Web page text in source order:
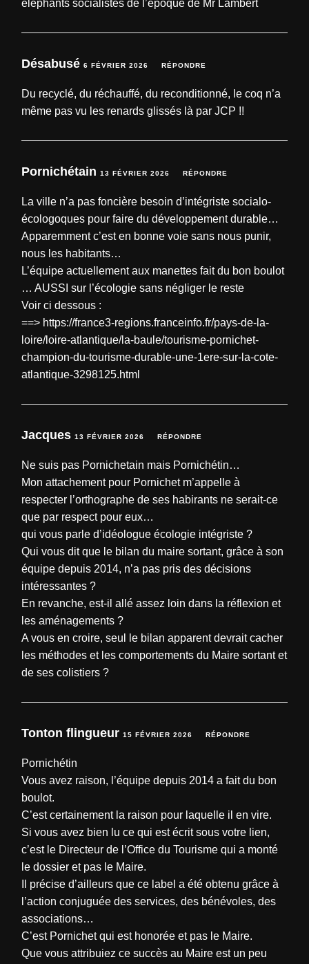
éléphants socialistes de l’époque de Mr Lambert
Désabusé6 FÉVRIER 2026 RÉPONDRE
Du recyclé, du réchauffé, du reconditionné, le coq n’a
même pas vu les renards glissés là par JCP !!
Pornichétain13 FÉVRIER 2026 RÉPONDRE
La ville n’a pas foncière besoin d’intégriste socialo-
écologoques pour faire du développement durable…
Apparemment c’est en bonne voie sans nous punir,
nous les habitants…
L’équipe actuellement aux manettes fait du bon boulot
… AUSSI sur l’écologie sans négliger le reste
Voir ci dessous :
==> https://france3-regions.franceinfo.fr/pays-de-la-
loire/loire-atlantique/la-baule/tourisme-pornichet-
champion-du-tourisme-durable-une-1ere-sur-la-cote-
atlantique-3298125.html
Jacques 13 FÉVRIER 2026 RÉPONDRE
Ne suis pas Pornichetain mais Pornichétin…
Mon attachement pour Pornichet m’appelle à
respecter l’orthographe de ses habirants ne serait-ce
que par respect pour eux…
qui vous parle d’idéologue écologie intégriste ?
Qui vous dit que le bilan du maire sortant, grâce à son
équipe depuis 2014, n’a pas pris des décisions
intéressantes ?
En revanche, est-il allé assez loin dans la réflexion et
les aménagements ?
A vous en croire, seul le bilan apparent devrait cacher
les méthodes et les comportements du Maire sortant et
de ses colistiers ?
Tonton flingueur 15 FÉVRIER 2026 RÉPONDRE
Pornichétin
Vous avez raison, l’équipe depuis 2014 a fait du bon
boulot.
C’est certainement la raison pour laquelle il en vire.
Si vous avez bien lu ce qui est écrit sous votre lien,
c’est le Directeur de l’Office du Tourisme qui a monté
le dossier et pas le Maire.
Il précise d’ailleurs que ce label a été obtenu grâce à
l’action conjuguée des services, des bénévoles, des
associations…
C’est Pornichet qui est honorée et pas le Maire.
Que vous attribuiez ce succès au Maire est un peu